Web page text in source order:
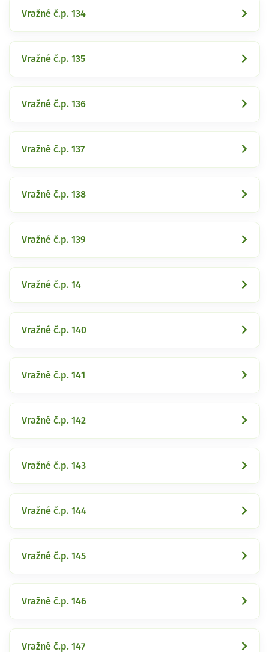
Vražné č.p. 134
Vražné č.p. 135
Vražné č.p. 136
Vražné č.p. 137
Vražné č.p. 138
Vražné č.p. 139
Vražné č.p. 14
Vražné č.p. 140
Vražné č.p. 141
Vražné č.p. 142
Vražné č.p. 143
Vražné č.p. 144
Vražné č.p. 145
Vražné č.p. 146
Vražné č.p. 147